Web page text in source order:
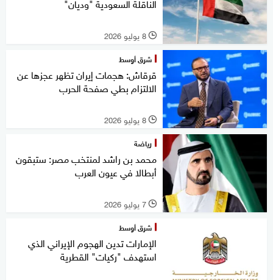
l 8 يوليو 2026
شرق أوسط
قرقاش: هجمات إيران تظهر عجزها عن
الالتزام بطي صفحة الحرب
l 8 يوليو 2026
رياضة
محمد بن راشد لمنتخب مصر: ستبقون
أبطالا في عيون العرب
l 7 يوليو 2026
شرق أوسط
الإمارات تدين الهجوم الإيراني الذي
استهدف "ركيات" القطرية